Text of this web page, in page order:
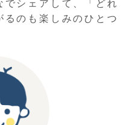
のも楽しみのひとつ